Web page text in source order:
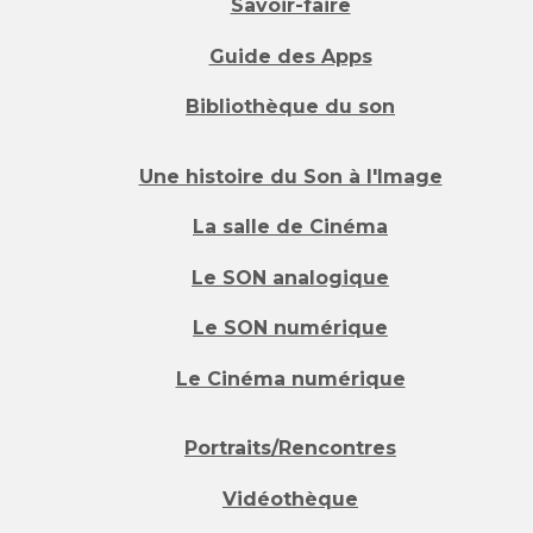
Savoir-faire
Guide des Apps
Bibliothèque du son
Une histoire du Son à l'Image
La salle de Cinéma
Le SON analogique
Le SON numérique
Le Cinéma numérique
Portraits/Rencontres
Vidéothèque